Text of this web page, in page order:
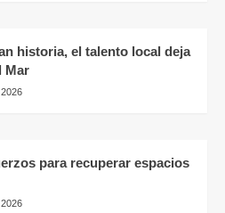
historia, el talento local deja
Mar
para recuperar espacios